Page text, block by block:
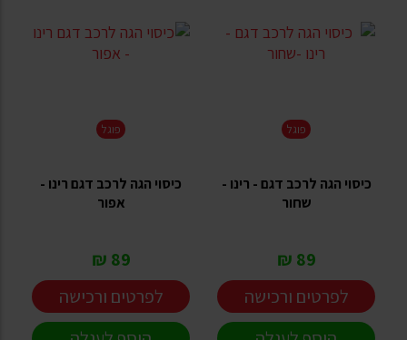
פוגל
כיסוי הגה לרכב דגם - רינו -
שחור
89 ₪
לפרטים ורכישה
פוגל
כיסוי הגה לרכב דגם רינו -
אפור
89 ₪
לפרטים ורכישה